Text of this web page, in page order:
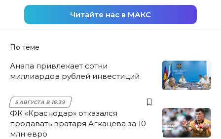
Читайте нас в МАКС
По теме
Анапа привлекает сотни
миллиардов рублей инвестиций
5 АВГУСТА В 16:39
ФК «Краснодар» отказался
продавать вратаря Агкацева за 10
млн евро